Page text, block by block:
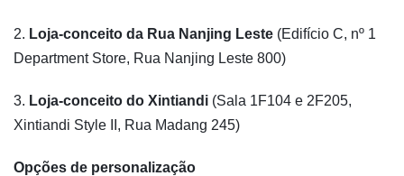
2. Loja-conceito da Rua Nanjing Leste (Edifício C, nº 1
Department Store, Rua Nanjing Leste 800)
3. Loja-conceito do Xintiandi (Sala 1F104 e 2F205,
Xintiandi Style II, Rua Madang 245)
Opções de personalização